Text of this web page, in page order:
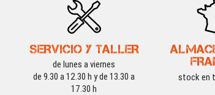
SERVICIO Y TALLER
de lunes a viernes
de 9.30 a 12.30 h y de 13.30 a
17.30 h
stock en